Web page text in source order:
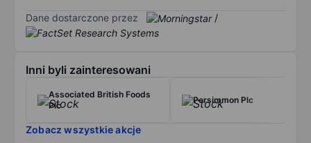
Dane dostarczone przez /
Inni byli zainteresowani
Associated British Foods
Plc
Persimmon Plc
Zobacz wszystkie akcje